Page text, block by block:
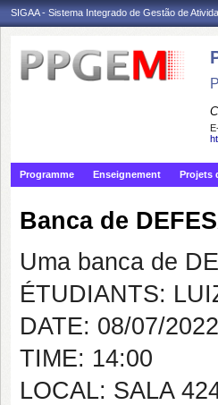
SIGAA - Sistema Integrado de Gestão de
Programme Enseignement Projets
Banca de
Uma banca de
ÉTUDIANTS:
DATE: 08/07/2022
TIME: 14:00
LOCAL: SALA